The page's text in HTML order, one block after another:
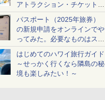
アトラクション・チケット手
配・来場前に必要な準備は？
パスポート（2025年旅券）
の新規申請をオンラインでや
ってみた。必要なものはスマ
ホとマイナカードのみ
はじめてのハワイ旅行ガイド
～せっかく行くなら隣島の秘
境も楽しみたい！～